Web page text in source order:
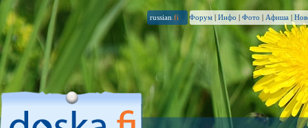
russian .fi Форум | Инфо | Фото | Афиша |